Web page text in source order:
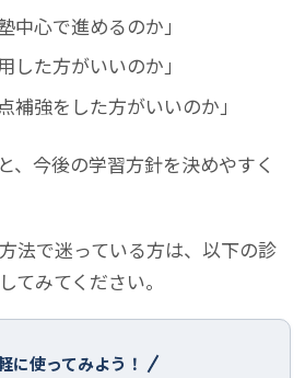
中心で進めるのか」
した方がいいのか」
補強をした方がいいのか」
、今後の学習方針を決めやすく
法で迷っている方は、以下の診
てみてください。
に使ってみよう！